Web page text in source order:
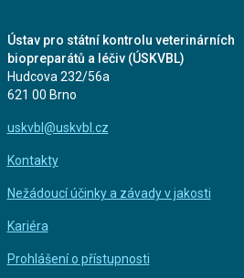
Ústav pro státní kontrolu veterinárních
biopreparátů a léčiv (ÚSKVBL)
Hudcova 232/56a
621 00 Brno
uskvbl@uskvbl.cz
Kontakty
Nežádoucí účinky a závady v jakosti
Kariéra
Prohlášení o přístupnosti